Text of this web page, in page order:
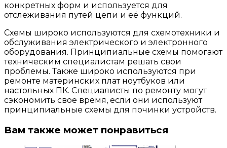
конкретных форм и используется для
отслеживания путей цепи и её функций.
Cхемы широко используются для схемотехники и
обслуживания электрического и электронного
оборудования. Принципиальные схемы помогают
техническим специалистам решать свои
проблемы. Также широко используются при
ремонте материнских плат ноутбуков или
настольных ПК. Специалисты по ремонту могут
сэкономить свое время, если они используют
принципиальные схемы для починки устройств.
Вам также может понравиться